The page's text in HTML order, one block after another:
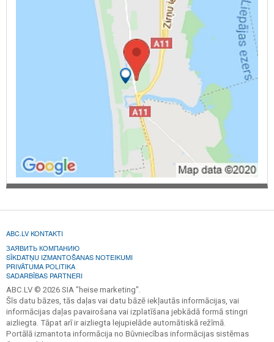
ABC.LV KONTAKTI
ЗАЯВИТЬ КОМПАНИЮ
SĪKDATŅU IZMANTOŠANAS NOTEIKUMI
PRIVĀTUMA POLITIKA
SADARBĪBAS PARTNERI
ABC.LV © 2026 SIA "heise marketing".
Šīs datu bāzes, tās daļas vai datu bāzē iekļautās informācijas, vai
informācijas daļas pavairošana vai izplatīšana jebkādā formā stingri
aizliegta. Tāpat arī ir aizliegta lejupielāde automātiskā režīmā.
Portālā izmantota informācija no Būvniecības informācijas sistēmas